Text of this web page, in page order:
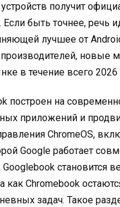
устройств получит
. Если быть точнее, речь
лучшее от
новые
в течение всего
построен на
приложений и
ChromeOS,
Google работает
Googlebook
Chromebook
задач. Такое